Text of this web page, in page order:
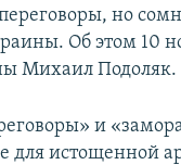
но
Об этом 10
Михаил Подоляк.
и
для истощенной